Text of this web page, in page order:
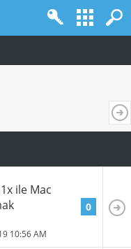
ile Mac
10:56 AM
0